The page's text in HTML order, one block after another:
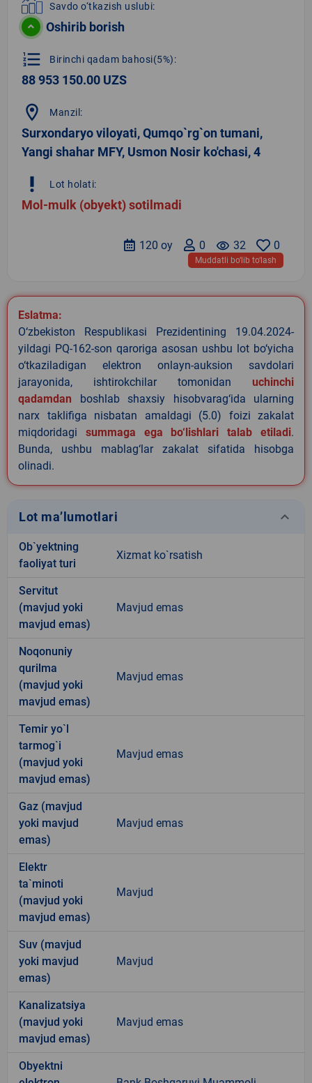
Savdo o‘tkazish uslubi:
Oshirib borish
format_list_numbered Birinchi qadam bahosi(5%):
88 953 150.00 UZS
location_on Manzil:
Surxondaryo viloyati, Qumqo`rg`on tumani,
Yangi shahar MFY, Usmon Nosir ko'chasi, 4
priority_high Lot holati:
Mol-mulk (obyekt) sotilmadi
0
remove_red_eye 32
0
120 oy
Muddatli bo‘lib to‘lash
Eslatma:
O‘zbekiston Respublikasi Prezidentining 19.04.2024-
yildagi PQ-162-son qaroriga asosan ushbu lot bo‘yicha
o‘tkaziladigan elektron onlayn-auksion savdolari
jarayonida, ishtirokchilar tomonidan uchinchi
qadamdan boshlab shaxsiy hisobvarag‘ida ularning
narx taklifiga nisbatan amaldagi (5.0) foizi zakalat
miqdoridagi summaga ega bo‘lishlari talab etiladi.
Bunda, ushbu mablag‘lar zakalat sifatida hisobga
olinadi.
Lot ma’lumotlari keyboard_arrow_down
Ob`yektning
faoliyat turi
Xizmat ko`rsatish
Servitut
(mavjud yoki
mavjud emas)
Mavjud emas
Noqonuniy
qurilma
(mavjud yoki
mavjud emas)
Mavjud emas
Temir yo`l
tarmog`i
(mavjud yoki
mavjud emas)
Mavjud emas
Gaz (mavjud
yoki mavjud
emas)
Mavjud emas
Elektr
ta`minoti
(mavjud yoki
mavjud emas)
Mavjud
Suv (mavjud
yoki mavjud
emas)
Mavjud
Kanalizatsiya
(mavjud yoki
mavjud emas)
Mavjud emas
Obyektni